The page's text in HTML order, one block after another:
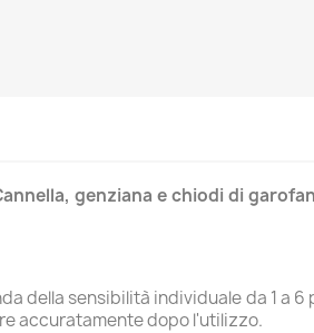
genziana e chiodi di
della sensibilità individuale da 1 a 6
accuratamente dopo l'utilizzo.